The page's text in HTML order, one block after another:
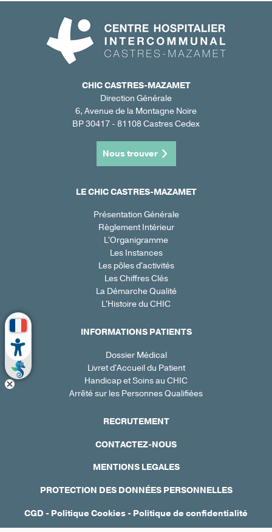
CHIC CASTRES-MAZAMET
Direction Générale
6, Avenue de la Montagne Noire
BP 30417 - 81108 Castres Cedex
Nous trouver
LE CHIC CASTRES-MAZAMET
Présentation Générale
Règlement Intérieur
L'Organigramme
Les Instances
Les pôles d'activités
Les Chiffres Clés
La Démarche Qualité
L'Histoire du CHIC
INFORMATIONS PATIENTS
Dossier Médical
Livret d'Accueil du Patient
Handicap et Soins au CHIC
Arrêté sur les Personnes Qualifiées
RECRUTEMENT
CONTACTEZ-NOUS
MENTIONS LEGALES
PROTECTION DES DONNÉES PERSONNELLES
CGD - Politique Cookies - Politique de confidentialité